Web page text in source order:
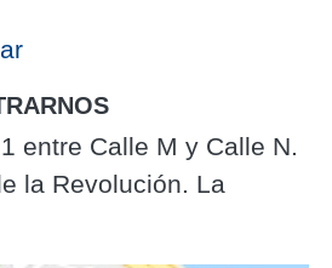
entre Calle M y Calle N.
la Revolución. La